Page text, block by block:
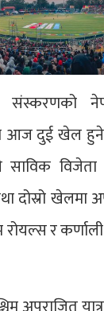
संस्करणको
आज दुई खेल
साविक
दोस्रो खेलमा
र कर्णाली